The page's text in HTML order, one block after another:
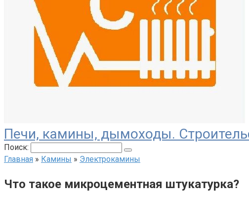
Печи, камины, дымоходы.
Поиск:
Главная » Камины » Электрокамины
Что такое микроцементная штукатурка?